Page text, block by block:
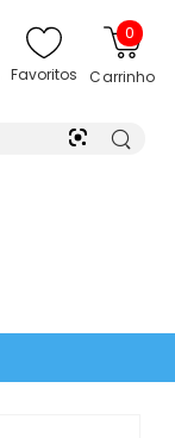
Favoritos
0
Carrinho